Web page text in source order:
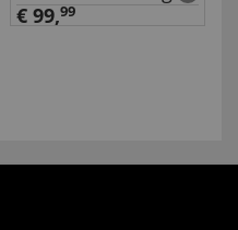
€ 99,99